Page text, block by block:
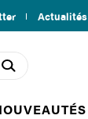
Actualités
search